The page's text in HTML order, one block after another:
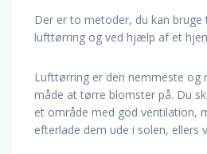
Der er to metoder, du kan
lufttørring og ved hjælp af et
Lufttørring er den nemmeste og
måde at tørre blomster på. Du
et område med god ventilation,
efterlade dem ude i solen, ellers